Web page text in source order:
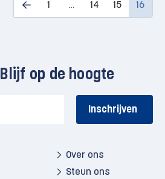
1 … 14 15 16
Blijf op de hoogte
Over ons
Steun ons